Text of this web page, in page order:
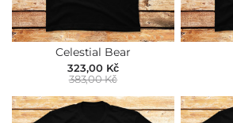
Celestial Bear
323,00 Kč
383,00 Kč